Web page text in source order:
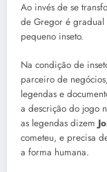
Ao invés de se
de Gregor é gradual
pequeno inseto.
Na condição de
parceiro de
legendas e
a descrição do jogo
as legendas dizem
cometeu, e precisa
a forma humana.